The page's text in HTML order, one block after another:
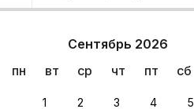
Сентябрь 2026
пн
вт ср чт пт сб
1 2 3 4 5